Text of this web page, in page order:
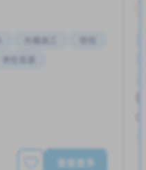
外籍員工
男性首選
查看更多